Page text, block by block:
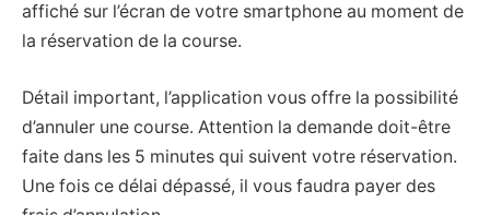
affiché sur l’écran de votre smartphone au moment de
la réservation de la course.
Détail important, l’application vous offre la possibilité
d’annuler une course. Attention la demande doit-être
faite dans les 5 minutes qui suivent votre réservation.
Une fois ce délai dépassé, il vous faudra payer des